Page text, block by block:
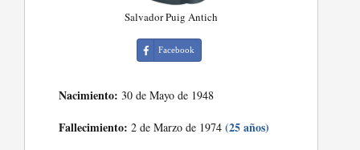
Salvador Puig Antich
Facebook
Nacimiento: 30 de Mayo de 1948
Fallecimiento: 2 de Marzo de 1974(25 años)